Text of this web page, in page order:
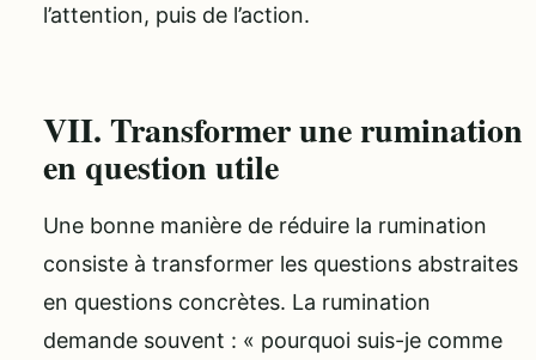
l’attention, puis de l’action.
VII. Transformer une rumination
en question utile
Une bonne manière de réduire la rumination
consiste à transformer les questions abstraites
en questions concrètes. La rumination
demande souvent : « pourquoi suis-je comme